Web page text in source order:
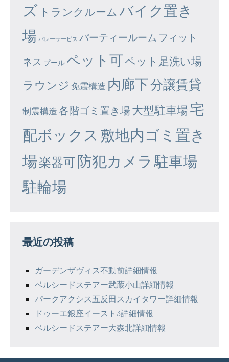
ズ トランクルーム バイク置き
場 バレーサービス パーティールーム フィット
ネス プール ペット可ペット足洗い場
ラウンジ 免震構造 内廊下分譲賃貸
制震構造 各階ゴミ置き場大型駐車場宅
配ボックス 敷地内ゴミ置き
場楽器可防犯カメラ 駐車場
駐輪場
最近の投稿
ガーデンザヴィス不動前詳細情報
ベルシードステアー武蔵小山詳細情報
パークアクシス五反田スカイタワー詳細情報
ドゥーエ銀座イースト3詳細情報
ベルシードステアー大森北詳細情報